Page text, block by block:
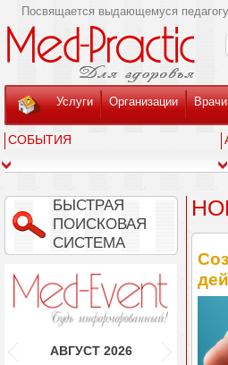
Посвящается выдающемуся
Услуги Организации Врачи
СОБЫТИЯ
БЫСТРАЯ
ПОИСКОВАЯ
СИСТЕМА
АВГУСТ 2026